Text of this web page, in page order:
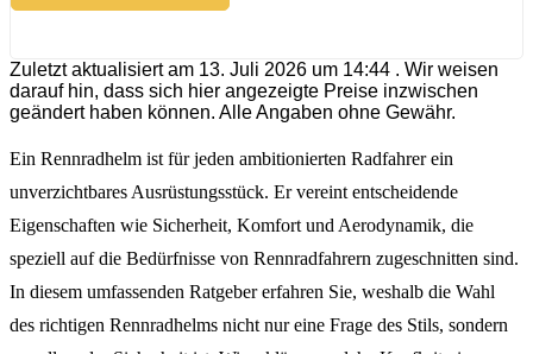
Zuletzt aktualisiert am 13. Juli 2026 um 14:44 . Wir weisen
darauf hin, dass sich hier angezeigte Preise inzwischen
geändert haben können. Alle Angaben ohne Gewähr.
Ein Rennradhelm ist für jeden ambitionierten Radfahrer ein
unverzichtbares Ausrüstungsstück. Er vereint entscheidende
Eigenschaften wie Sicherheit, Komfort und Aerodynamik, die
speziell auf die Bedürfnisse von Rennradfahrern zugeschnitten sind.
In diesem umfassenden Ratgeber erfahren Sie, weshalb die Wahl
des richtigen Rennradhelms nicht nur eine Frage des Stils, sondern